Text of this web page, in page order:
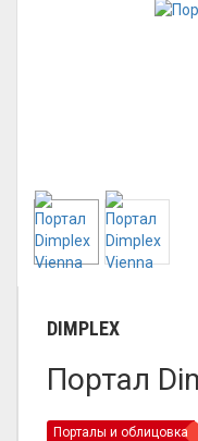
DIMPLEX
Портал
Порталы и облицовка